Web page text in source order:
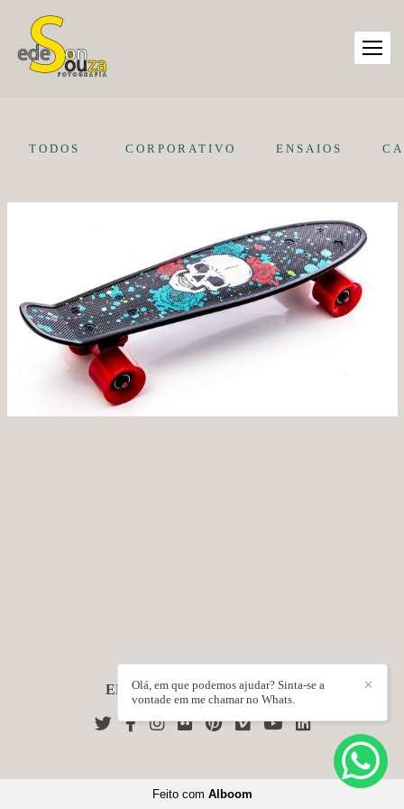
TODOS CORPORATIVO ENSAIOS
EDESON SOUZA/CONTATO ✕
Olá, em que podemos ajudar? Sinta-se a
vontade em me chamar no Whats.
Feito com Alboom